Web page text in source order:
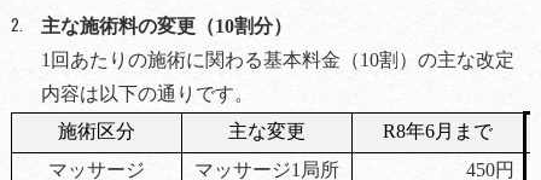
主な施術料の変更（10割分）
1 回あたりの施術に関わる基本料金（10割）の主な改定
内容は以下の通りです。
施術区分
主な変更 R8年6月まで
マッサージ
マッサージ1局所 450円